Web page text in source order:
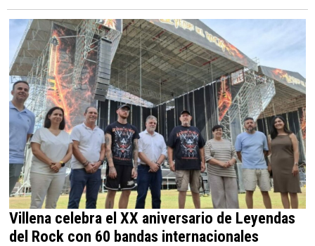
Villena celebra el XX aniversario de Leyendas
del Rock con 60 bandas internacionales